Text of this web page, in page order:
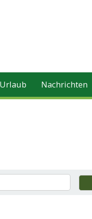
Urlaub Nachrichten